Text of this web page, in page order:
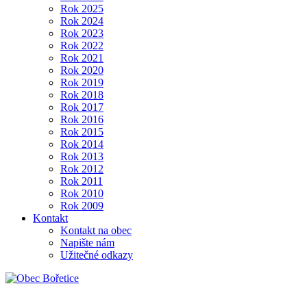
Rok 2025
Rok 2024
Rok 2023
Rok 2022
Rok 2021
Rok 2020
Rok 2019
Rok 2018
Rok 2017
Rok 2016
Rok 2015
Rok 2014
Rok 2013
Rok 2012
Rok 2011
Rok 2010
Rok 2009
Kontakt
Kontakt na obec
Napište nám
Užitečné odkazy